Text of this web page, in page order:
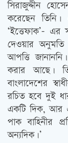
সিরাজুদ্দীন
করেছেন তিনি।
‘ইত্তেফাক’- এর
দেওয়ার
আপত্তি
করার আছে।
বাংলাদেশের
রচিত হবে দুই
একটি দিক, আর
পাক বাহিনীর
অন্যদিক।’